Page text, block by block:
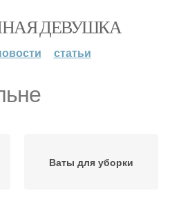
ДЕВУШКА
статьи
Ваты для уборки